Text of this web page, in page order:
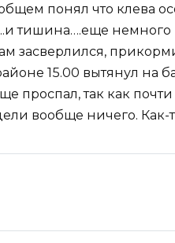
понял что клева
тишина….еще немного
засверлился,
15.00 вытянул на
проспал, так как
вообще ничего.